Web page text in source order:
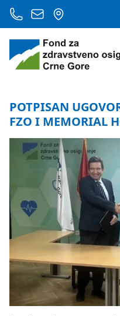
POTPISAN
FZO I MEMORIAL